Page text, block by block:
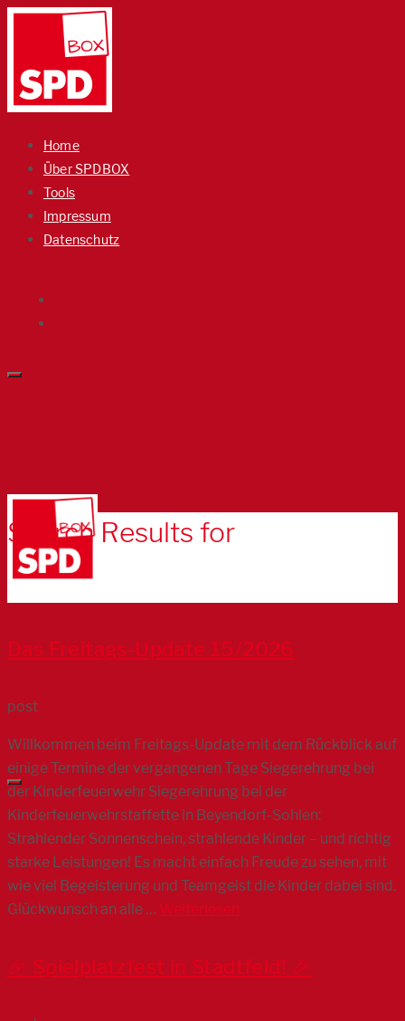
Home
Über SPDBOX
Tools
Impressum
Datenschutz
Search Results for
Das Freitags-Update 15/2026
post
Willkommen beim Freitags-Update mit dem Rückblick auf
einige Termine der vergangenen Tage Siegerehrung bei
der Kinderfeuerwehr Siegerehrung bei der
Kinderfeuerwehrstaffette in Beyendorf-Sohlen:
Strahlender Sonnenschein, strahlende Kinder – und richtig
starke Leistungen! Es macht einfach Freude zu sehen, mit
wie viel Begeisterung und Teamgeist die Kinder dabei sind.
Glückwunsch an alle … Weiterlesen
🎉 Spielplatzfest in Stadtfeld! 🎉